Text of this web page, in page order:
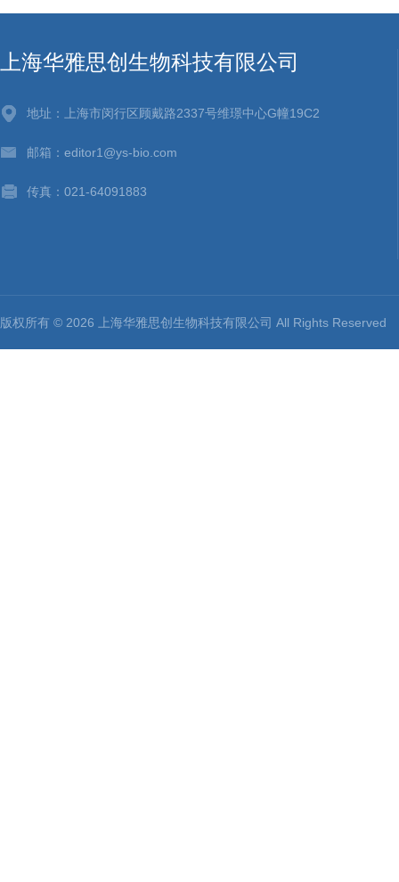
上海华雅思创生物科技有限公司
地址：上海市闵行区顾戴路2337号维璟中心G幢19C2
邮箱：editor1@ys-bio.com
传真：021-64091883
版权所有 © 2026 上海华雅思创生物科技有限公司 All Rights